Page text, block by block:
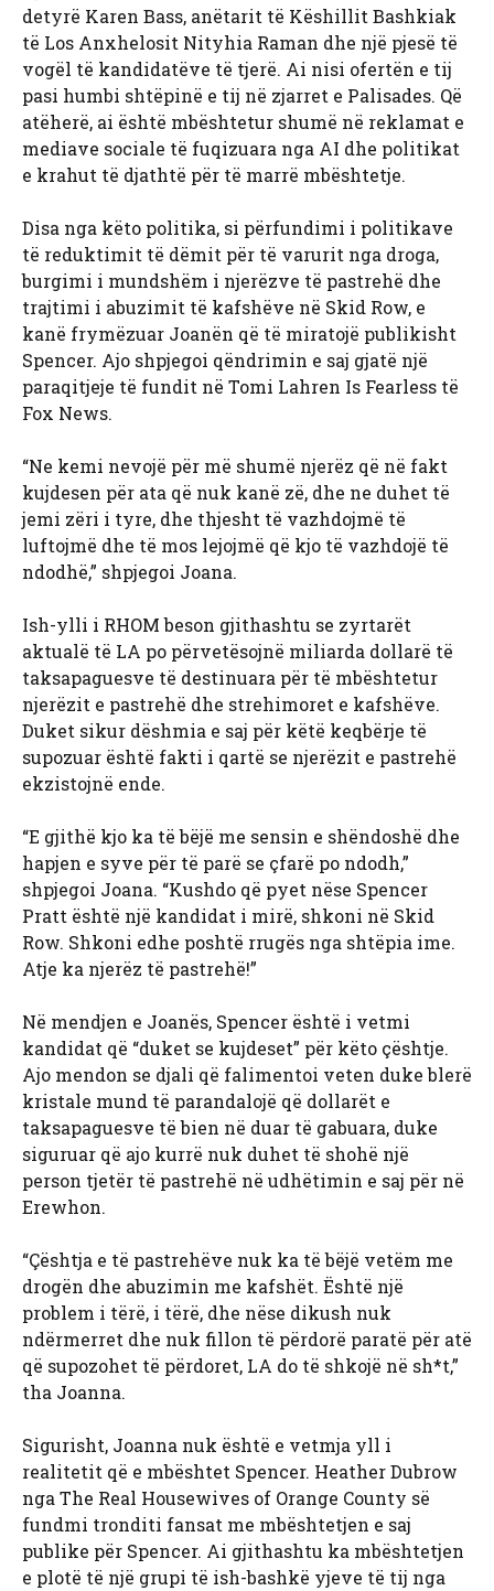
detyrë Karen Bass, anëtarit të Këshillit Bashkiak
të Los Anxhelosit Nityhia Raman dhe një pjesë të
vogël të kandidatëve të tjerë. Ai nisi ofertën e tij
pasi humbi shtëpinë e tij në zjarret e Palisades. Që
atëherë, ai është mbështetur shumë në reklamat e
mediave sociale të fuqizuara nga AI dhe politikat
e krahut të djathtë për të marrë mbështetje.
Disa nga këto politika, si përfundimi i politikave
të reduktimit të dëmit për të varurit nga droga,
burgimi i mundshëm i njerëzve të pastrehë dhe
trajtimi i abuzimit të kafshëve në Skid Row, e
kanë frymëzuar Joanën që të miratojë publikisht
Spencer. Ajo shpjegoi qëndrimin e saj gjatë një
paraqitjeje të fundit në Tomi Lahren Is Fearless të
Fox News.
“Ne kemi nevojë për më shumë njerëz që në fakt
kujdesen për ata që nuk kanë zë, dhe ne duhet të
jemi zëri i tyre, dhe thjesht të vazhdojmë të
luftojmë dhe të mos lejojmë që kjo të vazhdojë të
ndodhë,” shpjegoi Joana.
Ish-ylli i RHOM beson gjithashtu se zyrtarët
aktualë të LA po përvetësojnë miliarda dollarë të
taksapaguesve të destinuara për të mbështetur
njerëzit e pastrehë dhe strehimoret e kafshëve.
Duket sikur dëshmia e saj për këtë keqbërje të
supozuar është fakti i qartë se njerëzit e pastrehë
ekzistojnë ende.
“E gjithë kjo ka të bëjë me sensin e shëndoshë dhe
hapjen e syve për të parë se çfarë po ndodh,”
shpjegoi Joana. “Kushdo që pyet nëse Spencer
Pratt është një kandidat i mirë, shkoni në Skid
Row. Shkoni edhe poshtë rrugës nga shtëpia ime.
Atje ka njerëz të pastrehë!”
Në mendjen e Joanës, Spencer është i vetmi
kandidat që “duket se kujdeset” për këto çështje.
Ajo mendon se djali që falimentoi veten duke blerë
kristale mund të parandalojë që dollarët e
taksapaguesve të bien në duar të gabuara, duke
siguruar që ajo kurrë nuk duhet të shohë një
person tjetër të pastrehë në udhëtimin e saj për në
Erewhon.
“Çështja e të pastrehëve nuk ka të bëjë vetëm me
drogën dhe abuzimin me kafshët. Është një
problem i tërë, i tërë, dhe nëse dikush nuk
ndërmerret dhe nuk fillon të përdorë paratë për atë
që supozohet të përdoret, LA do të shkojë në sh*t,”
tha Joanna.
Sigurisht, Joanna nuk është e vetmja yll i
realitetit që e mbështet Spencer. Heather Dubrow
nga The Real Housewives of Orange County së
fundmi tronditi fansat me mbështetjen e saj
publike për Spencer. Ai gjithashtu ka mbështetjen
e plotë të një grupi të ish-bashkë yjeve të tij nga